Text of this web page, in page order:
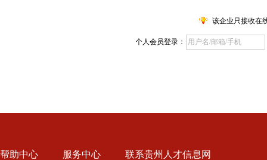
该企业只接收在
个人会员登录：
帮助中心 服务中心 联系贵州人才信息网